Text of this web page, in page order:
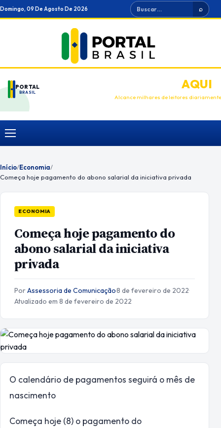
Ir
para
Domingo, 09 De Agosto De 2026 Buscar ⌕
PORTAL
BRASIL
ANUNCIEAQUI
Alcance milhares de leitores diariamente
Menu
Início/Economia/
Começa hoje pagamento do abono salarial da iniciativa privada
ECONOMIA
Começa hoje pagamento do
abono salarial da iniciativa
privada
PorAssessoria de Comunicação·8 de fevereiro de 2022·
Atualizado em 8 de fevereiro de 2022
O calendário de pagamentos seguirá o mês de
nascimento
Começa hoje (8) o pagamento do